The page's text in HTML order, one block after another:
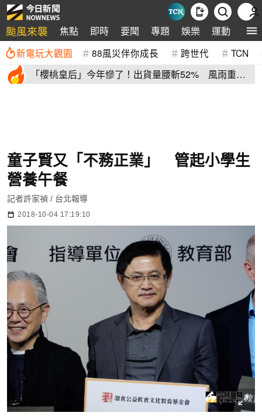
颱風來襲 焦點 即時 要聞 專題 娛樂 運動 全球
新電玩大觀園 88風災伴你成長 跨世代 TCN
「櫻桃皇后」今年慘了！出貨量腰斬52% 風雨重
童子賢又「不務正業」 管起小學生
營養午餐
記者許家禎 / 台北報導
2018-10-04 17:19:10